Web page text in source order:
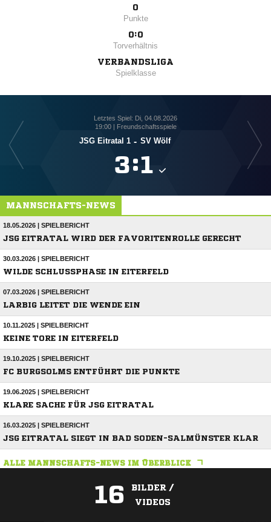
0
Punkte
0:0
Torverhältnis
VERBANDSLIGA
Spielklasse
Letztes Spiel: Di, 04.08.2026
19:00 | Freundschaftsspiele
JSG Eitratal 1 - SV Wölf
:
MANNSCHAFTS-NEWS
18.05.2026 | SPIELBERICHT
JSG EITRATAL WIRD DER FAVORITENROLLE GERECHT
30.03.2026 | SPIELBERICHT
WILDE SCHLUSSPHASE IN EITERFELD
07.03.2026 | SPIELBERICHT
LARBIG LEITET DIE WENDE EIN
10.11.2025 | SPIELBERICHT
KEINE TORE IN EITERFELD
19.10.2025 | SPIELBERICHT
FC BURGSOLMS ENTFÜHRT DIE PUNKTE
19.06.2025 | SPIELBERICHT
KLARE SACHE FÜR JSG EITRATAL
16.03.2025 | SPIELBERICHT
JSG EITRATAL SIEGT IN BAD SODEN-SALMÜNSTER KLAR
ALLE MANNSCHAFTS-NEWS IM ÜBERBLICK
16
BILDER /
VIDEOS